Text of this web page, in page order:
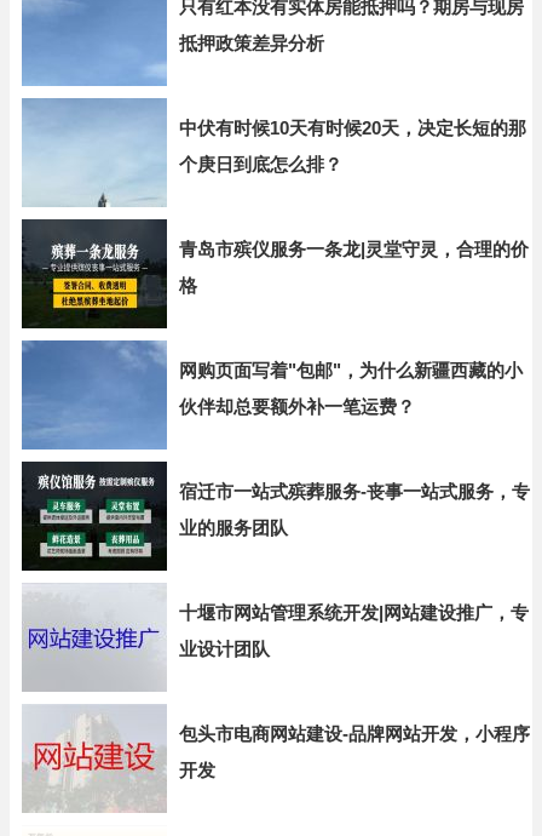
只有红本没有实体房能抵押吗？期房与现房
抵押政策差异分析
中伏有时候10天有时候20天，决定长短的那
个庚日到底怎么排？
青岛市殡仪服务一条龙|灵堂守灵，合理的价
格
网购页面写着"包邮"，为什么新疆西藏的小
伙伴却总要额外补一笔运费？
宿迁市一站式殡葬服务-丧事一站式服务，专
业的服务团队
十堰市网站管理系统开发|网站建设推广，专
业设计团队
包头市电商网站建设-品牌网站开发，小程序
开发